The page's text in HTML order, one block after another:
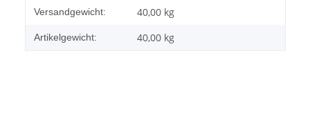
Produkteigenschaft
Wert
Versandgewicht: 40,00 kg
Artikelgewicht: 40,00 kg